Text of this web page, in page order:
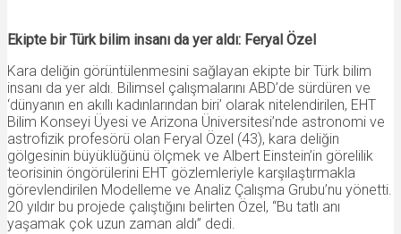
Ekipte bir Türk bilim insanı da yer aldı: Feryal Özel
Kara deliğin görüntülenmesini sağlayan ekipte bir Türk bilim
insanı da yer aldı. Bilimsel çalışmalarını ABD’de sürdüren ve
‘dünyanın en akıllı kadınlarından biri’ olarak nitelendirilen, EHT
Bilim Konseyi Üyesi ve Arizona Üniversitesi’nde astronomi ve
astrofizik profesörü olan Feryal Özel (43), kara deliğin
gölgesinin büyüklüğünü ölçmek ve Albert Einstein’in görelilik
teorisinin öngörülerini EHT gözlemleriyle karşılaştırmakla
görevlendirilen Modelleme ve Analiz Çalışma Grubu’nu yönetti.
20 yıldır bu projede çalıştığını belirten Özel, “Bu tatlı anı
yaşamak çok uzun zaman aldı” dedi.